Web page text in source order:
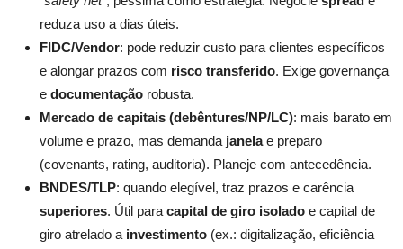
reduza uso a dias úteis.
FIDC/Vendor: pode reduzir custo para clientes específicos
e alongar prazos com risco transferido. Exige governança
e documentação robusta.
Mercado de capitais (debêntures/NP/LC): mais barato em
volume e prazo, mas demanda janelae preparo
(covenants, rating, auditoria). Planeje com antecedência.
BNDES/TLP: quando elegível, traz prazos e carência
superiores. Útil para capital de giro isolado e capital de
giro atrelado a investimento (ex.: digitalização, eficiência